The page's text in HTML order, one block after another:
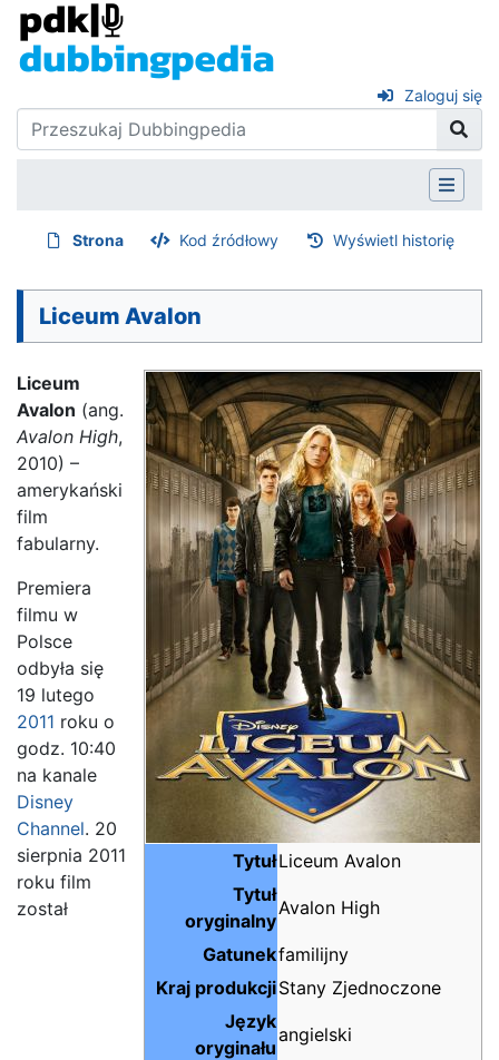
Zaloguj się
Strona Kod źródłowy Wyświetl historię
Liceum Avalon
TytułLiceum Avalon
Tytuł
oryginalny
Avalon High
Gatunekfamilijny
Kraj produkcjiStany Zjednoczone
Język
oryginału
angielski
Liceum
Avalon (ang.
Avalon High,
2010) –
amerykański
film
fabularny.
Premiera
filmu w
Polsce
odbyła się
19 lutego
2011 roku o
godz. 10:40
na kanale
Disney
Channel. 20
sierpnia 2011
roku film
został